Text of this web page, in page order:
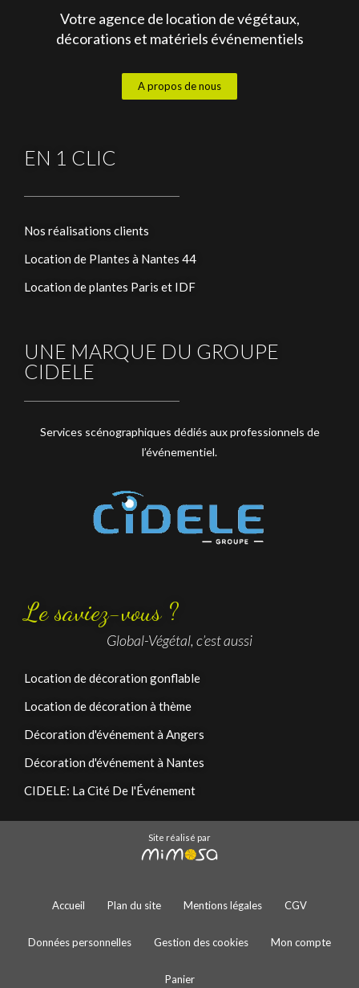
Votre agence de location de végétaux,
décorations et matériels événementiels
A propos de nous
EN 1 CLIC
Nos réalisations clients
Location de Plantes à Nantes 44
Location de plantes Paris et IDF
UNE MARQUE DU GROUPE
CIDELE
Services scénographiques dédiés aux professionnels de
l’événementiel.
Le saviez-vous ?
Global-Végétal, c’est aussi
Location de décoration gonflable
Location de décoration à thème
Décoration d'événement à Angers
Décoration d'événement à Nantes
CIDELE: La Cité De l'Événement
Site réalisé par
Accueil Plan du site Mentions légales CGV
Données personnelles Gestion des cookies Mon compte
Panier